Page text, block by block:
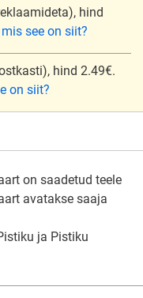
hind
see on siit?
hind 2.49€.
on siit?
on saadetud teele
avatakse saaja
ja Pistiku